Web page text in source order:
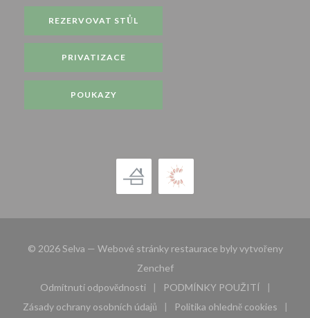
REZERVOVAT STŮL
PRIVATIZACE
POUKAZY
© 2026 Selva — Webové stránky restaurace byly vytvořeny
Zenchef((otevře se v novém okně))
Odmítnutí odpovědnosti
((otevře se v novém okně))
PODMÍNKY POUŽITÍ
((otevře se v novém
Zásady ochrany osobních údajů
((otevře se v novém okně))
Politika ohledně cookies
((otevře se v